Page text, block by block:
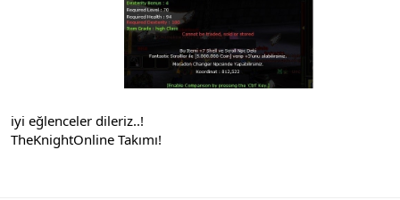
iyi eğlenceler dileriz..!
TheKnightOnline Takımı!